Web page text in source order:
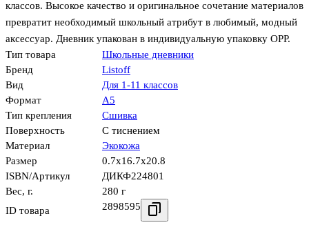
классов. Высокое качество и оригинальное сочетание материалов
превратит необходимый школьный атрибут в любимый, модный
аксессуар. Дневник упакован в индивидуальную упаковку ОРР.
Тип товара
Школьные дневники
Бренд
Listoff
Вид
Для 1-11 классов
Формат
А5
Тип крепления
Сшивка
Поверхность
С тиснением
Материал
Экокожа
Размер
0.7x16.7x20.8
ISBN/Артикул
ДИКФ224801
Вес, г.
280 г
ID товара
2898595